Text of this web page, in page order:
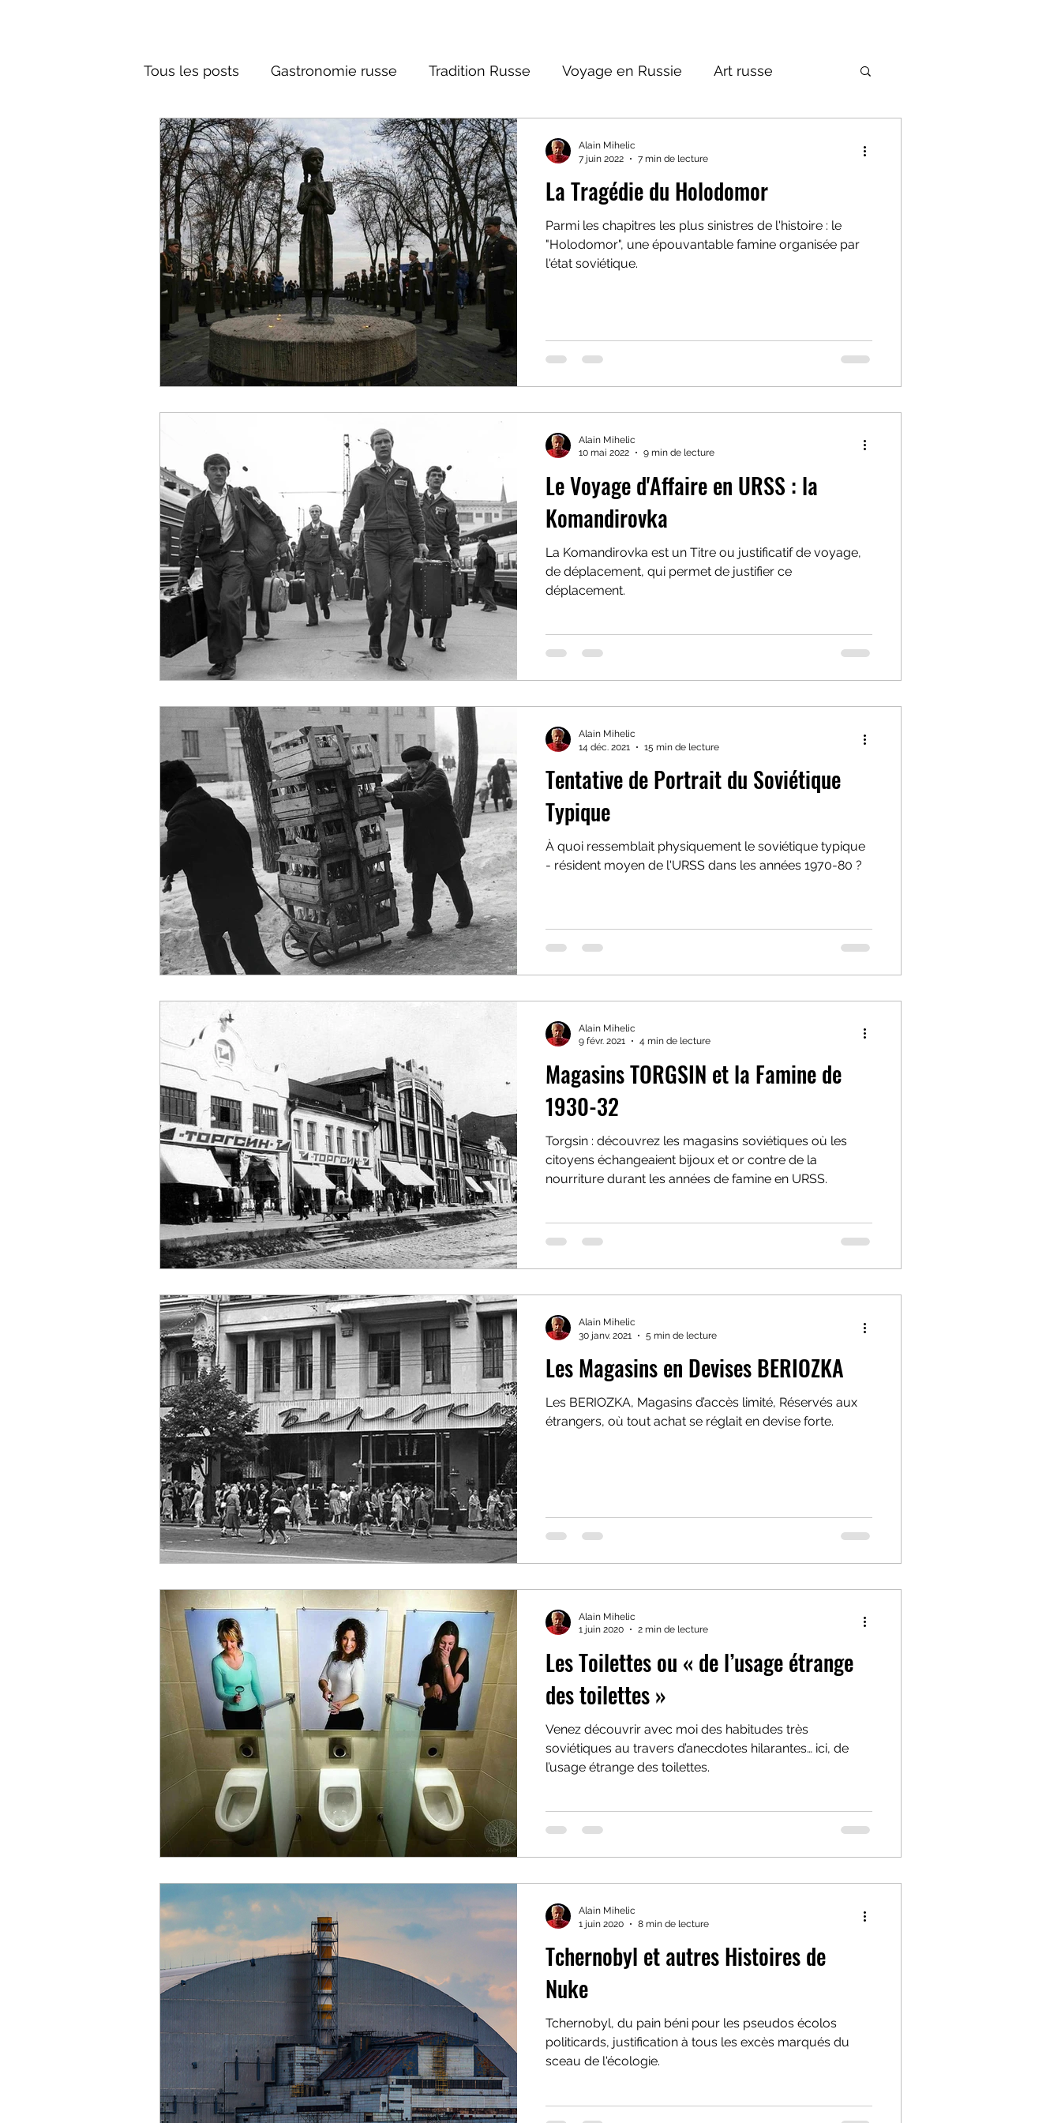
Tous les posts Gastronomie russe Tradition Russe Voyage en Russie Art russe
Société russe Architecture russe Religions et Mythologies
Culture russe Récits-Fictions La Tragédie du Holodomor
Parmi les chapitres les plus sinistres de l'histoire : le
"Holodomor", une épouvantable famine organisée par
l'état soviétique.
Alain Mihelic
7 juin 2022
7 min de lecture
Le Voyage d'Affaire en URSS : la
Komandirovka
La Komandirovka est un Titre ou justificatif de voyage,
de déplacement, qui permet de justifier ce
déplacement.
Alain Mihelic
10 mai 2022
9 min de lecture
Tentative de Portrait du Soviétique
Typique
À quoi ressemblait physiquement le soviétique typique
- résident moyen de l'URSS dans les années 1970-80 ?
Alain Mihelic
14 déc. 2021
15 min de lecture
Magasins TORGSIN et la Famine de
1930-32
Torgsin : découvrez les magasins soviétiques où les
citoyens échangeaient bijoux et or contre de la
nourriture durant les années de famine en URSS.
Alain Mihelic
9 févr. 2021
4 min de lecture
Les Magasins en Devises BERIOZKA
Les BERIOZKA, Magasins d’accès limité, Réservés aux
étrangers, où tout achat se réglait en devise forte.
Alain Mihelic
30 janv. 2021
5 min de lecture
Les Toilettes ou « de l’usage étrange
des toilettes »
Venez découvrir avec moi des habitudes très
soviétiques au travers d’anecdotes hilarantes… ici, de
l’usage étrange des toilettes.
Alain Mihelic
1 juin 2020
2 min de lecture
Tchernobyl et autres Histoires de
Nuke
Tchernobyl, du pain béni pour les pseudos écolos
politicards, justification à tous les excès marqués du
sceau de l'écologie.
Alain Mihelic
1 juin 2020
8 min de lecture